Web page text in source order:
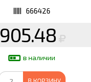
666426
905.48
в наличии